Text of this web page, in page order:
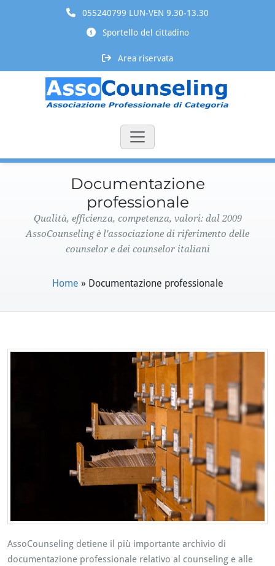
055240799 LUN-VEN 9.30-13.30
Sportello del cittadino
Area riservata
Documentazione
professionale
Qualità, efficienza, competenza, valori: dal 2009
AssoCounseling è l'associazione di riferimento delle
counselor e dei counselor italiani
Home » Documentazione professionale
AssoCounseling detiene il più importante archivio di
documentazione professionale relativo al counseling e alle